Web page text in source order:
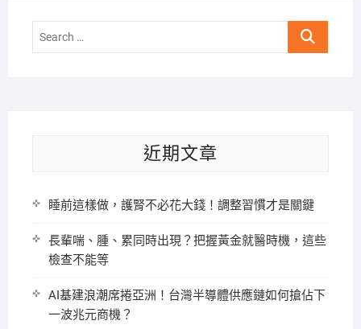
Search
近期文章
睡前這樣做，護腎不必花大錢！調整習慣才是關鍵
長輩喘、腫、累同時出現？把握黃金就醫時機，這些
檢查不能等
AI基建浪潮席捲亞洲！台灣半導體供應鏈如何搶佔下
一波兆元商機？